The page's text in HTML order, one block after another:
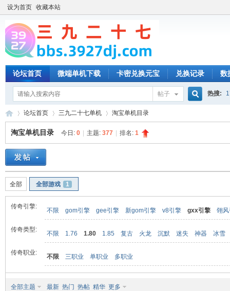
设为首页 收藏本站
论坛首页 微端单机下载 卡密兑换元宝 兑换记录 数
帖子 热搜:
»
论坛首页 三九二十七单机 淘宝单机目录
淘宝单机目录 今日: 0 主题: 377 排名: 1
全部 全部游戏 1
传奇引擎:
不限 gom引擎 gee引擎 新gom引擎 v8引擎 gxx引擎 翎
传奇类型:
不限 1.76 1.80 1.85 复古 火龙 沉默 迷失 神器 冰雪
传奇职业:
不限 三职业 单职业 多职业
全部主题 最新 热门 热帖 精华 更多